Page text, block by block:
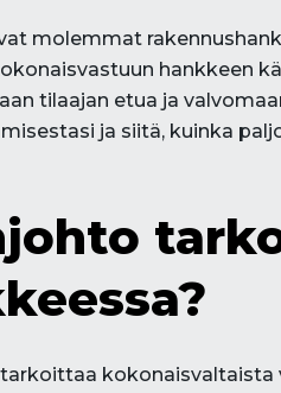
molemmat
hankkeen
tilaajan etua ja
ja siitä, kuinka